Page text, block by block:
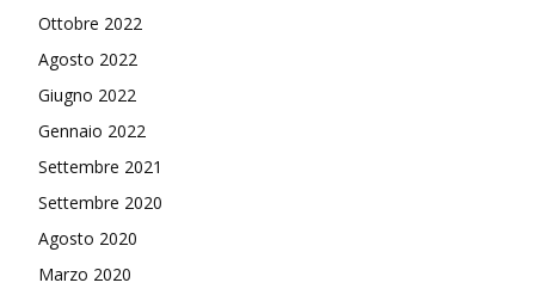
Ottobre 2022
Agosto 2022
Giugno 2022
Gennaio 2022
Settembre 2021
Settembre 2020
Agosto 2020
Marzo 2020